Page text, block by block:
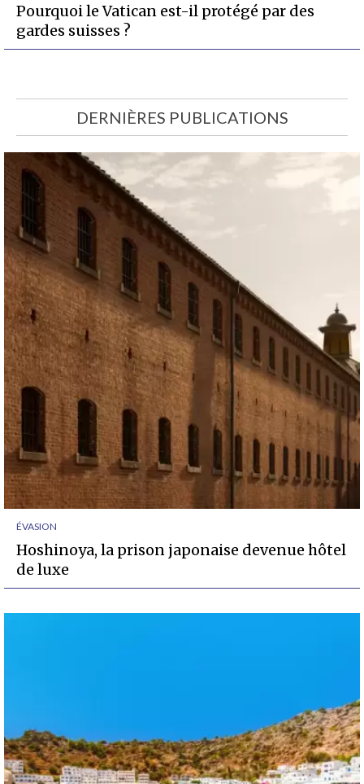
Pourquoi le Vatican est-il protégé par des
gardes suisses ?
DERNIÈRES PUBLICATIONS
ÉVASION
Hoshinoya, la prison japonaise devenue hôtel
de luxe